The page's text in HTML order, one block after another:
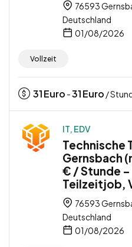
76593
Deutschland
01/08/2026
Vollzeit
31Euro -31Euro /
IT, EDV
Technische
Gernsbach
€ / Stunde –
Teilzeitjob,
76593
Deutschland
01/08/2026